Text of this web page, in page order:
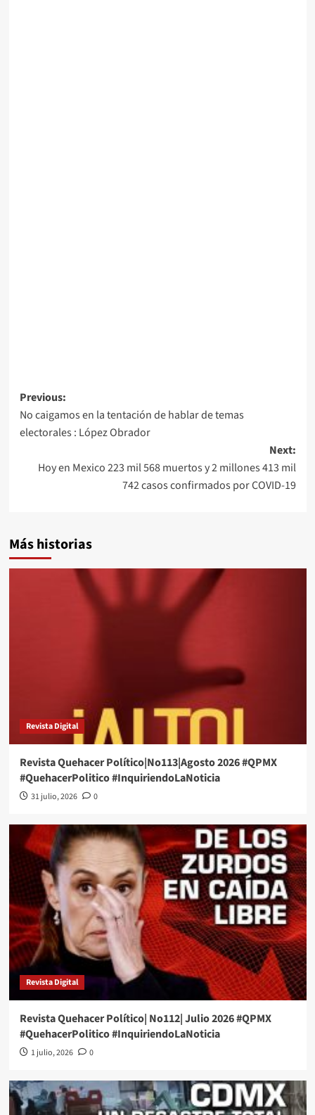
Post
navigation
Previous:
No caigamos en la tentación de hablar de temas
electorales : López Obrador
Next:
Hoy en Mexico 223 mil 568 muertos y 2 millones 413 mil
742 casos confirmados por COVID-19
Más historias
Revista Digital
Revista Quehacer Político|No113|Agosto 2026 #QPMX
#QuehacerPolitico #InquiriendoLaNoticia
31 julio, 2026 0
Revista Digital
Revista Quehacer Político| No112| Julio 2026 #QPMX
#QuehacerPolitico #InquiriendoLaNoticia
1 julio, 2026 0